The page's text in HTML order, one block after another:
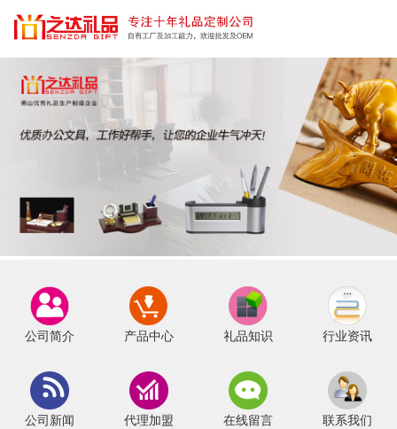
公司简介 产品中心 礼品知识 行业资讯
公司新闻 代理加盟 在线留言 联系我们